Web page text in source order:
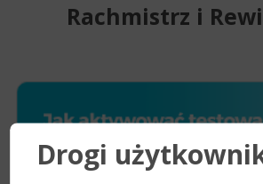
Rachmistrz i
Drogi